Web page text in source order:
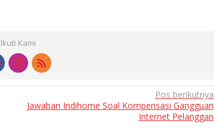
Ikuti Kami
Pos berikutnya
Jawaban Indihome Soal Kompensasi Gangguan
Internet Pelanggan